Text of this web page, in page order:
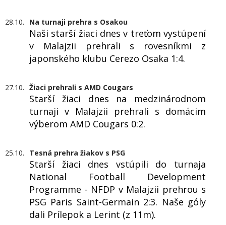
28.10. Na turnaji prehra s Osakou
Naši starší žiaci dnes v treťom vystúpení
v Malajzii prehrali s rovesníkmi z
japonského klubu Cerezo Osaka 1:4.
27.10. Žiaci prehrali s AMD Cougars
Starší žiaci dnes na medzinárodnom
turnaji v Malajzii prehrali s domácim
výberom AMD Cougars 0:2.
25.10. Tesná prehra žiakov s PSG
Starší žiaci dnes vstúpili do turnaja
National Football Development
Programme - NFDP v Malajzii prehrou s
PSG Paris Saint-Germain 2:3. Naše góly
dali Prílepok a Lerint (z 11m).